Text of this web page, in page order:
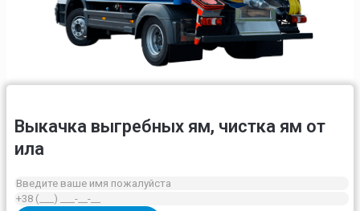
Выкачка выгребных ям, чистка ям от
ила